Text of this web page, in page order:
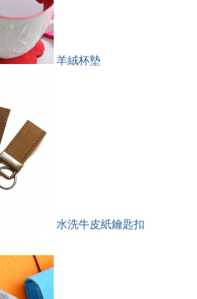
羊絨杯墊
水洗牛皮紙鑰匙扣